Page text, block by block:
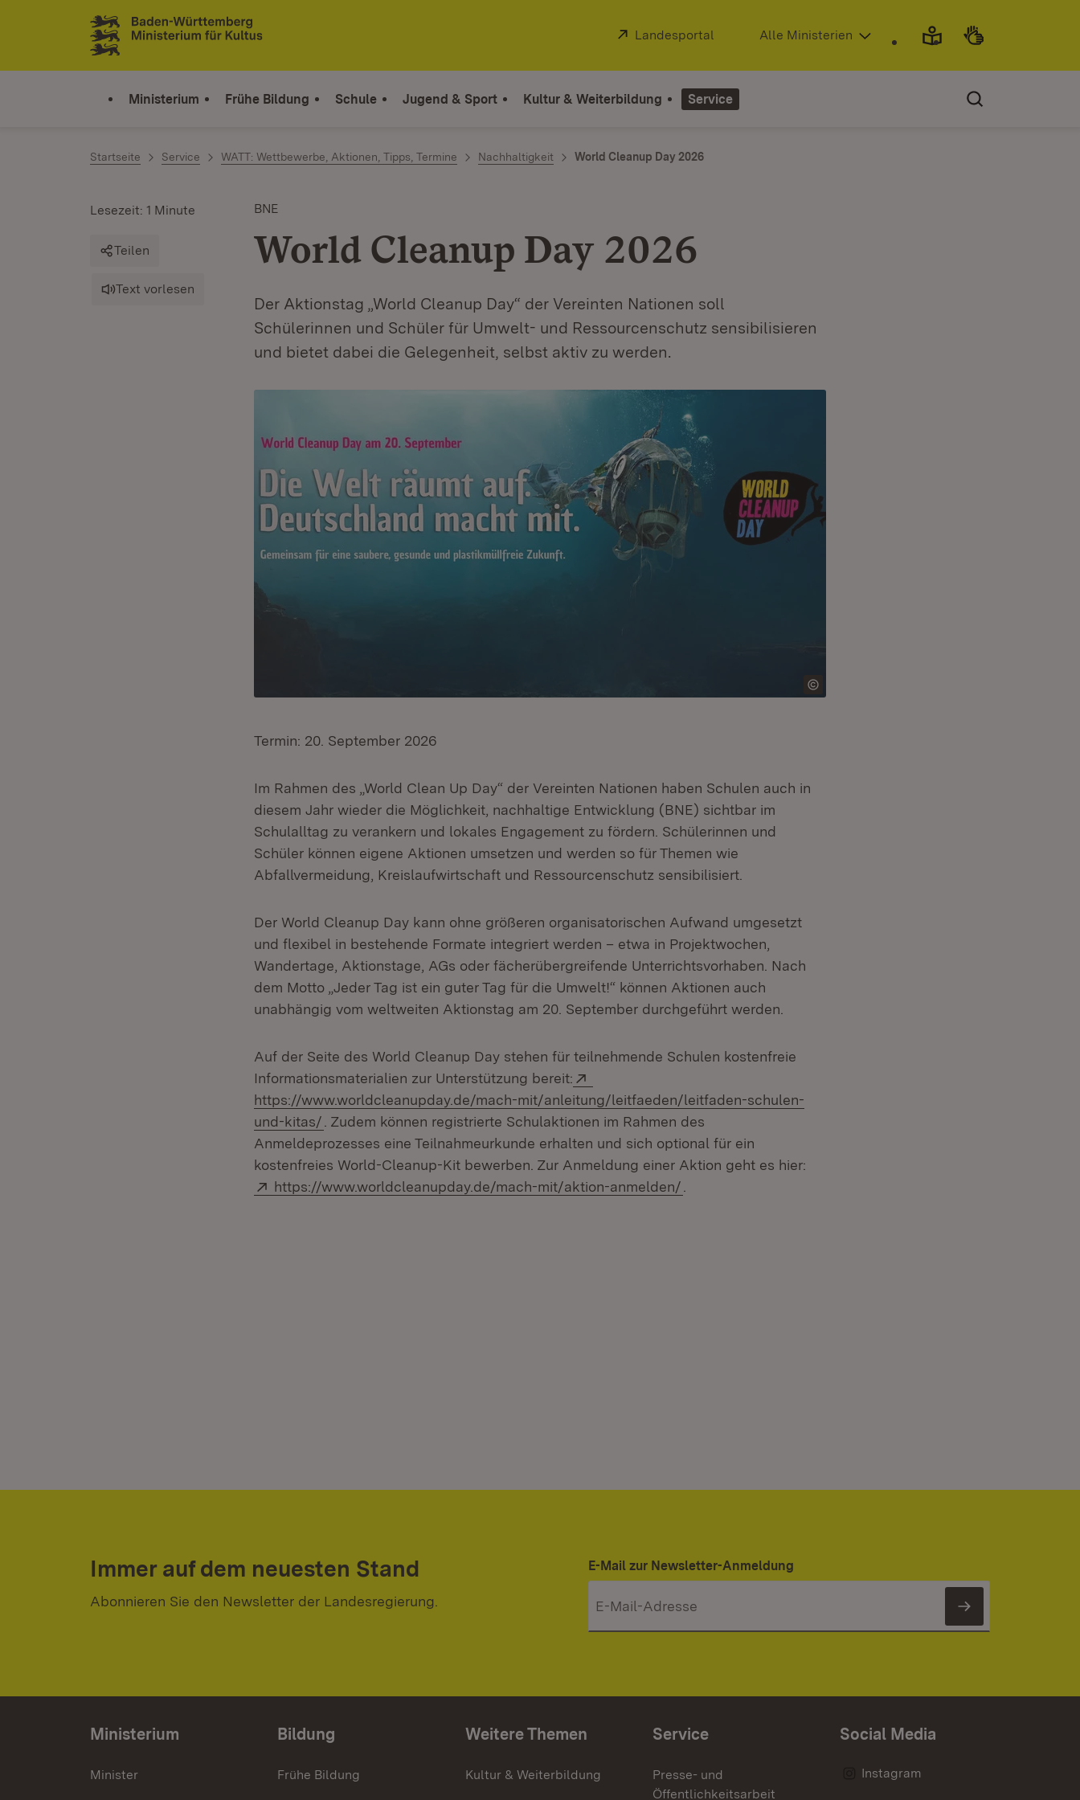
Zum Inhalt springen
Link zur Startseite
Extern:
Landesportal (Öffnet in neuem Fenster)
Alle Ministerien
Ministerium Frühe Bildung Schule Jugend & Sport Kultur & Weiterbildung Service
Startseite Service WATT: Wettbewerbe, Aktionen, Tipps, Termine Nachhaltigkeit World Cleanup Day 2026
BNE
World Cleanup Day 2026
Der Aktionstag „World Cleanup Day“ der Vereinten Nationen soll
Schülerinnen und Schüler für Umwelt- und Ressourcenschutz sensibilisieren
und bietet dabei die Gelegenheit, selbst aktiv zu werden.
Lesezeit: 1 Minute
Teilen
Text vorlesen
Termin: 20. September 2026
Im Rahmen des „World Clean Up Day“ der Vereinten Nationen haben Schulen auch in
diesem Jahr wieder die Möglichkeit, nachhaltige Entwicklung (BNE) sichtbar im
Schulalltag zu verankern und lokales Engagement zu fördern. Schülerinnen und
Schüler können eigene Aktionen umsetzen und werden so für Themen wie
Abfallvermeidung, Kreislaufwirtschaft und Ressourcenschutz sensibilisiert.
Der World Cleanup Day kann ohne größeren organisatorischen Aufwand umgesetzt
und flexibel in bestehende Formate integriert werden – etwa in Projektwochen,
Wandertage, Aktionstage, AGs oder fächerübergreifende Unterrichtsvorhaben. Nach
dem Motto „Jeder Tag ist ein guter Tag für die Umwelt!“ können Aktionen auch
unabhängig vom weltweiten Aktionstag am 20. September durchgeführt werden.
Auf der Seite des World Cleanup Day stehen für teilnehmende Schulen kostenfreie
Informationsmaterialien zur Unterstützung bereit:
https://www.worldcleanupday.de/mach-mit/anleitung/leitfaeden/leitfaden-schulen-
und-kitas/ (Öffnet in neuem Fenster)
. Zudem können registrierte Schulaktionen im Rahmen des
Anmeldeprozesses eine Teilnahmeurkunde erhalten und sich optional für ein
kostenfreies World-Cleanup-Kit bewerben. Zur Anmeldung einer Aktion geht es hier:
Extern:
https://www.worldcleanupday.de/mach-mit/aktion-anmelden/
Immer auf dem neuesten Stand
Abonnieren Sie den Newsletter der Landesregierung.
E-Mail zur Newsletter-Anmeldung
Newsletter
Ministerium
Minister
Bildung
Frühe Bildung
Weitere Themen
Kultur & Weiterbildung
Service
Presse- und
Öffentlichkeitsarbeit
Social Media
Instagram